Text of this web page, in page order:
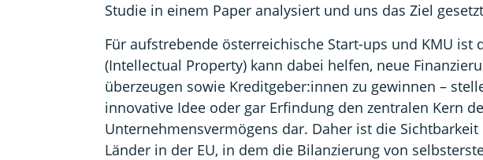
Studie in einem Paper analysiert und uns das Ziel
Für aufstrebende österreichische Start-ups und KMU
(Intellectual Property) kann dabei helfen, neue
überzeugen sowie Kreditgeber:innen zu gewinnen –
innovative Idee oder gar Erfindung den zentralen Kern
Unternehmensvermögens dar. Daher ist die
Länder in der EU, in dem die Bilanzierung von